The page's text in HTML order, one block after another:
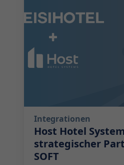
Integrationen
Host Hotel
strategischer
SOFT